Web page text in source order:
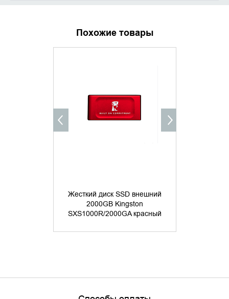
Похожие товары
Жесткий диск SSD внешний
2000GB Kingston
SXS1000R/2000GA красный